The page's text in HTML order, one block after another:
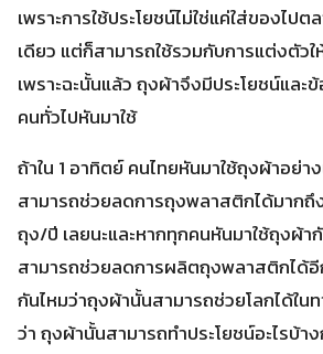
เพราะการใช้ประโยชน์ไม่ใช่แค่ใส่ของไป
เดียว แต่ก็สามารถใช้รวมกับการแต่งตัว
เพราะฉะนั้นแล้ว ถุงผ้าจึงมีประโยชน์และ
คนทั่วไปหันมาใช้
ถ้าใน 1 อาทิตย์ คนไทยหันมาใช้ถุงผ้าอย่า
สามารถช่วยลดการถุงพลาสติกได้มาก
ถุง/ปี เลยนะและหากทุกคนหันมาใช้ถุงผ้า
สามารถช่วยลดการผลิตถุงพลาสติกได้อี
กันไหมว่าถุงผ้านั้นสามารถช่วยโลกได้ใน
ว่า ถุงผ้านั้นสามารถทำประโยชน์อะไรบ้า